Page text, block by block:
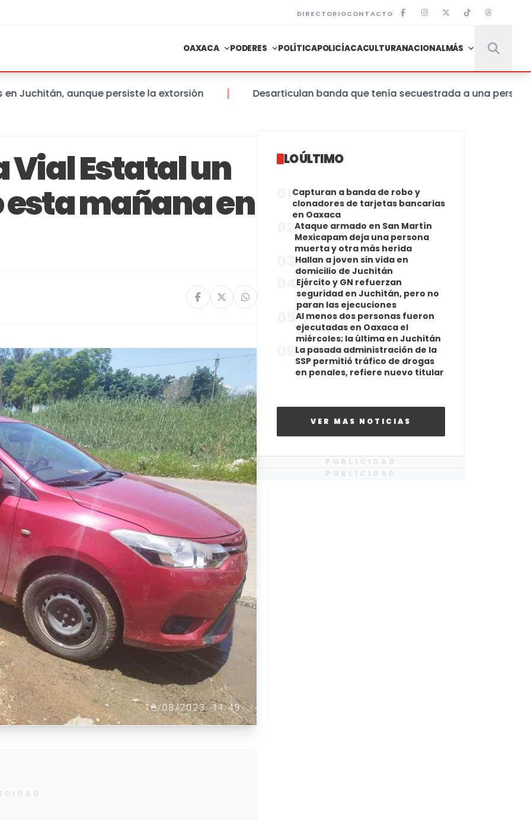
DIRECTORIOCONTACTO
OAXACA PODERES POLÍTICAPOLICÍACACULTURANACIONALMÁS
aunque persiste la extorsión Desarticulan banda que tenía secuestrada a una persona
Vial Estatal un
mañana en
LO ÚLTIMO
Capturan a banda de robo y
clonadores de tarjetas bancarias
en Oaxaca
Ataque armado en San Martín
Mexicapam deja una persona
muerta y otra más herida
Hallan a joven sin vida en
domicilio de Juchitán
Ejército y GN refuerzan
seguridad en Juchitán, pero no
paran las ejecuciones
Al menos dos personas fueron
ejecutadas en Oaxaca el
miércoles; la última en Juchitán
La pasada administración de la
SSP permitió tráfico de drogas
en penales, refiere nuevo titular
VER MAS NOTICIAS